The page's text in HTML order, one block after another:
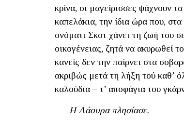
κρίνα, οι μαγείρισσες ψάχνουν
καπελάκια, την ίδια ώρα που,
ονόματι Σκοτ χάνει τη ζωή του
οικογένειας, ζητά να ακυρωθεί
κανείς δεν την παίρνει στα
ακριβώς μετά τη λήξη τού καθ’
καλούδια – τ’ αποφάγια του
Η Λάουρα πλησίασε.